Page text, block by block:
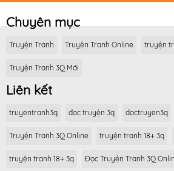
Chuyên mục
Truyện Tranh Truyện Tranh Online truyện
Truyện Tranh 3Q Mới
Liên kết
truyentranh3q đọc truyện 3q doctruyen3q
Truyện Tranh 3Q Online truyện tranh 18+ 3q
truyện tranh 18+ 3q Đọc Truyện Tranh 3Q